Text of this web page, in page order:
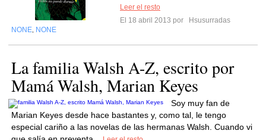
Leer el resto
El 18 abril 2013 por
Hsusurradas
NONE NONE
La familia Walsh A-Z, escrito por
Mamá Walsh, Marian Keyes
Soy muy fan de
Marian Keyes desde hace bastantes y, como tal, le tengo
especial cariño a las novelas de las hermanas Walsh. Cuando vi